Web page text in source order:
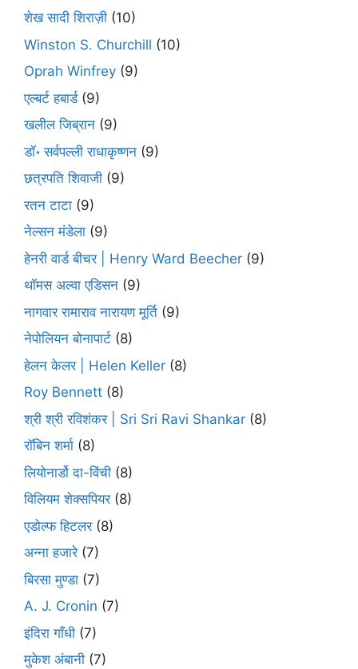
शेख सादी शिराज़ी (10)
Winston S. Churchill (10)
Oprah Winfrey (9)
एल्बर्ट हबार्ड(9)
खलील जिब्रान (9)
डॉ॰ सर्वपल्ली राधाकृष्णन (9)
छत्रपति शिवाजी (9)
रतन टाटा (9)
नेल्सन मंडेला (9)
हेनरी वार्ड बीचर | Henry Ward Beecher (9)
थॉमस अल्वा एडिसन (9)
नागवार रामाराव नारायण मूर्ति (9)
नेपोलियन बोनापार्ट (8)
हेलन केलर | Helen Keller (8)
Roy Bennett (8)
श्री श्री रविशंकर | Sri Sri Ravi Shankar (8)
रॉबिन शर्मा (8)
लियोनार्डो दा-विंची (8)
विलियम शेक्सपियर(8)
एडोल्फ हिटलर(8)
अन्ना हजारे(7)
बिरसा मुण्डा (7)
A. J. Cronin (7)
इंदिरा गाँधी (7)
मुकेश अंबानी (7)